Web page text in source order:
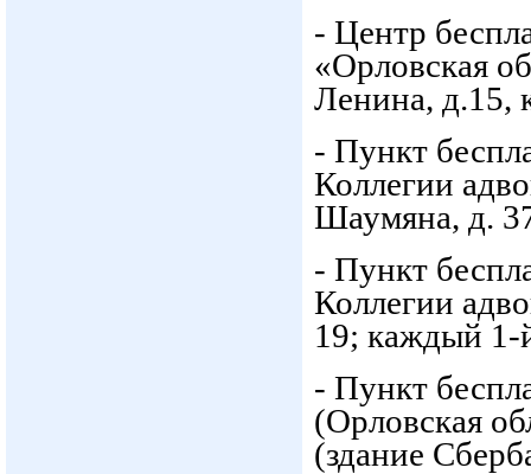
- Центр
«Орловская
Ленина, д.15,
- Пункт
Коллегии
Шаумяна, д.
- Пункт
Коллегии
19; каждый 1-
- Пункт
(Орловская
(здание